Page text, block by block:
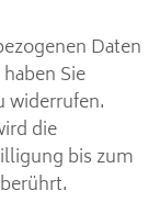
Daten
Sie
widerrufen.
die
bis zum